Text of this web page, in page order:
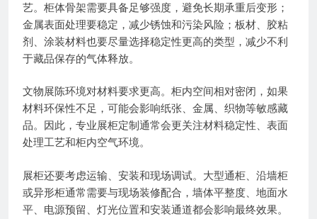
艺。柜体骨架需要具备足够强度，避免长期承重后变形；
金属表面处理要稳定，减少锈蚀和污染风险；板材、胶粘
剂、涂装材料也要尽量选择稳定性更高的类型，减少不利
于藏品保存的气体释放。
文物展陈环境对材料要求更高。柜内空间相对密闭，如果
材料环保性不足，可能会影响纸张、金属、织物等敏感藏
品。因此，专业展柜定制通常会更关注材料稳定性、表面
处理工艺和柜内空气环境。
展柜还要考虑运输、安装和现场调试。大型通柜、沿墙柜
或异形柜通常需要与现场装修配合，墙体平整度、地面水
平、电源预留、灯光位置和安装通道都会影响最终效果。